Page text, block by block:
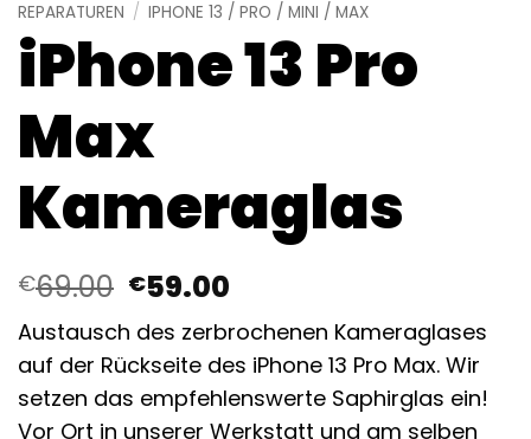
REPARATUREN / IPHONE 13 / PRO / MINI / MAX
iPhone 13 Pro
Max
Kameraglas
€69.00 Ursprünglicher
Preis
war:
€69.00
€59.00
Preis
ist:
€59.00.
Austausch des zerbrochenen Kameraglases
auf der Rückseite des iPhone 13 Pro Max. Wir
setzen das empfehlenswerte Saphirglas ein!
Vor Ort in unserer Werkstatt und am selben